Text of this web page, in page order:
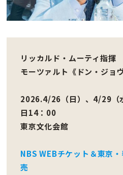
リッカルド・ムーティ指揮
モーツァルト《ドン・ジョ
2026.4/26（日）、4/29（
日14：00
東京文化会館
NBS WEBチケット＆東京
売